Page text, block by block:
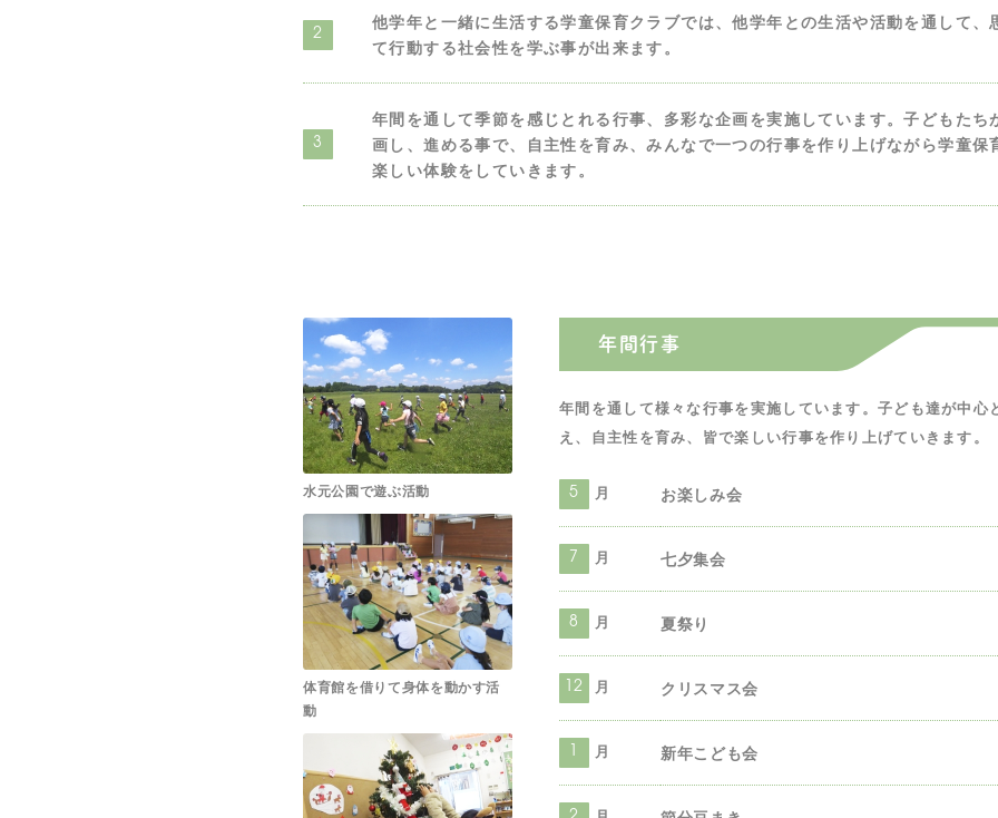
2
他学年と一緒に生活する学童保育クラブでは、他学年との生活や活動を通して、
て行動する社会性を学ぶ事が出来ます。
3
年間を通して季節を感じとれる行事、多彩な企画を実施しています。子どもたち
画し、進める事で、自主性を育み、みんなで一つの行事を作り上げながら学童保
楽しい体験をしていきます。
年間行事
年間を通して様々な行事を実施しています。子ども達が中心
え、自主性を育み、皆で楽しい行事を作り上げていきます。
5 月 お楽しみ会
7 月 七夕集会
8 月 夏祭り
12 月 クリスマス会
1 月 新年こども会
水元公園で遊ぶ活動
体育館を借りて身体を動かす活
動